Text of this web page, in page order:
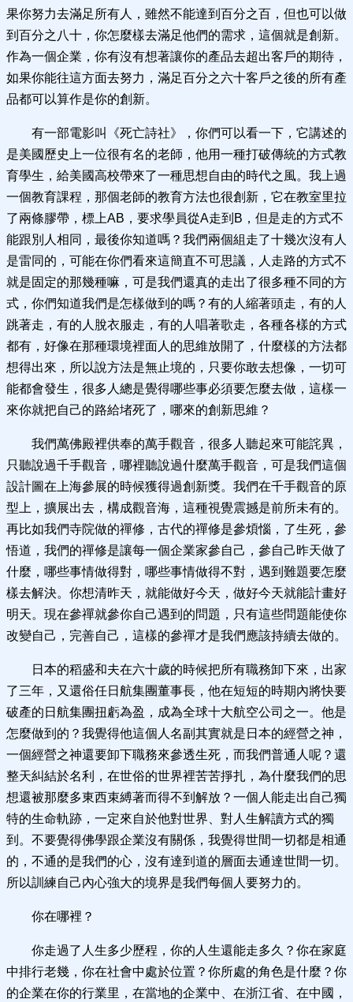
果你努力去滿足所有人，雖然不能達到百分之百，但也可以做
到百分之八十，你怎麼樣去滿足他們的需求，這個就是創新。
作為一個企業，你有沒有想著讓你的產品去超出客戶的期待，
如果你能往這方面去努力，滿足百分之六十客戶之後的所有產
品都可以算作是你的創新。
有一部電影叫《死亡詩社》，你們可以看一下，它講述的
是美國歷史上一位很有名的老師，他用一種打破傳統的方式教
育學生，給美國高校帶來了一種思想自由的時代之風。我上過
一個教育課程，那個老師的教育方法也很創新，它在教室里拉
了兩條膠帶，標上AB，要求學員從A走到B，但是走的方式不
能跟別人相同，最後你知道嗎？我們兩個組走了十幾次沒有人
是雷同的，可能在你們看來這簡直不可思議，人走路的方式不
就是固定的那幾種嘛，可是我們還真的走出了很多種不同的方
式，你們知道我們是怎樣做到的嗎？有的人縮著頭走，有的人
跳著走，有的人脫衣服走，有的人唱著歌走，各種各樣的方式
都有，好像在那種環境裡面人的思維放開了，什麼樣的方法都
想得出來，所以說方法是無止境的，只要你敢去想像，一切可
能都會發生，很多人總是覺得哪些事必須要怎麼去做，這樣一
來你就把自己的路給堵死了，哪來的創新思維？
我們萬佛殿裡供奉的萬手觀音，很多人聽起來可能詫異，
只聽說過千手觀音，哪裡聽說過什麼萬手觀音，可是我們這個
設計圖在上海參展的時候獲得過創新獎。我們在千手觀音的原
型上，擴展出去，構成觀音海，這種視覺震撼是前所未有的。
再比如我們寺院做的禪修，古代的禪修是參煩惱，了生死，參
悟道，我們的禪修是讓每一個企業家參自己，參自己昨天做了
什麼，哪些事情做得對，哪些事情做得不對，遇到難題要怎麼
樣去解決。你想清昨天，就能做好今天，做好今天就能計畫好
明天。現在參禪就參你自己遇到的問題，只有這些問題能使你
改變自己，完善自己，這樣的參禪才是我們應該持續去做的。
日本的稻盛和夫在六十歲的時候把所有職務卸下來，出家
了三年，又還俗任日航集團董事長，他在短短的時期內將快要
破產的日航集團扭虧為盈，成為全球十大航空公司之一。他是
怎麼做到的？我覺得他這個人名副其實就是日本的經營之神，
一個經營之神還要卸下職務來參透生死，而我們普通人呢？還
整天糾結於名利，在世俗的世界裡苦苦掙扎，為什麼我們的思
想還被那麼多東西束縛著而得不到解放？一個人能走出自己獨
特的生命軌跡，一定來自於他對世界、對人生解讀方式的獨
到。不要覺得佛學跟企業沒有關係，我覺得世間一切都是相通
的，不通的是我們的心，沒有達到道的層面去通達世間一切。
所以訓練自己內心強大的境界是我們每個人要努力的。
你在哪裡？
你走過了人生多少歷程，你的人生還能走多久？你在家庭
中排行老幾，你在社會中處於位置？你所處的角色是什麼？你
的企業在你的行業里，在當地的企業中、在浙江省、在中國，